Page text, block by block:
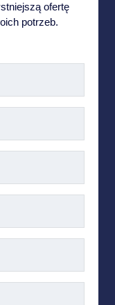
ofertę
potrzeb.